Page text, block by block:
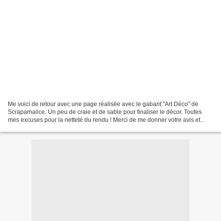
Me voici de retour avec une page réalisée avec le gabarit "Art Déco" de
Scrapamalice. Un peu de craie et de sable pour finaliser le décor. Toutes
mes excuses pour la netteté du rendu ! Merci de me donner votre avis et